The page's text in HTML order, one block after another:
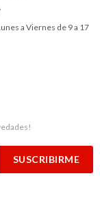
a Viernes de 9 a 17
SUSCRIBIRME